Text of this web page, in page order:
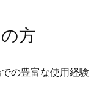
方
の豊富な使用経験